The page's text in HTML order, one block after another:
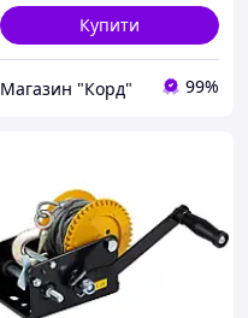
Купити
Магазин "Корд" 99%